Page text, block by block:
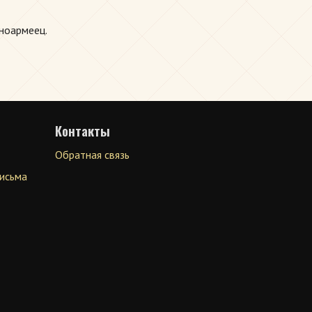
Контакты
Обратная связь